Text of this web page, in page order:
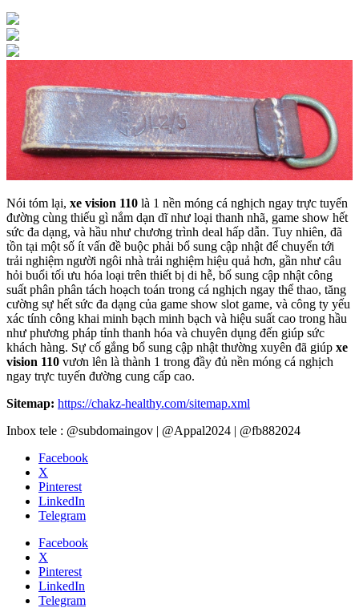
Nói tóm lại, xe vision 110 là 1 nền móng cá nghịch ngay trực tuyến
đường cùng thiếu gì nắm dạn dĩ như loại thanh nhã, game show hết
sức đa dạng, và hầu như chương trình deal hấp dẫn. Tuy nhiên, đã
tồn tại một số ít vấn đề buộc phải bổ sung cập nhật để chuyển tới
trải nghiệm người ngôi nhà trải nghiệm hiệu quả hơn, gần như câu
hỏi buổi tối ưu hóa loại trên thiết bị di hễ, bổ sung cập nhật công
suất phân phân tách hoạch toán trong cá nghịch ngay thể thao, tăng
cường sự hết sức đa dạng của game show slot game, và công ty yếu
xác tính công khai minh bạch minh bạch và hiệu suất cao trong hầu
như phương pháp tỉnh thanh hóa và chuyên dụng đến giúp sức
khách hàng. Sự cố gắng bổ sung cập nhật thường xuyên đã giúp xe
vision 110 vươn lên là thành 1 trong đầy đủ nền móng cá nghịch
ngay trực tuyến đường cung cấp cao.
Sitemap: https://chakz-healthy.com/sitemap.xml
Inbox tele : @subdomaingov | @Appal2024 | @fb882024
Facebook
X
Pinterest
LinkedIn
Telegram
Facebook
X
Pinterest
LinkedIn
Telegram